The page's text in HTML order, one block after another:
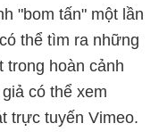
"bom tấn" một lần
thể tìm ra những
trong hoàn cảnh
có thể xem
trực tuyến Vimeo.